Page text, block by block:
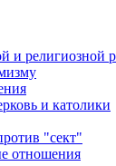
и
и католики
"сект"
отношения